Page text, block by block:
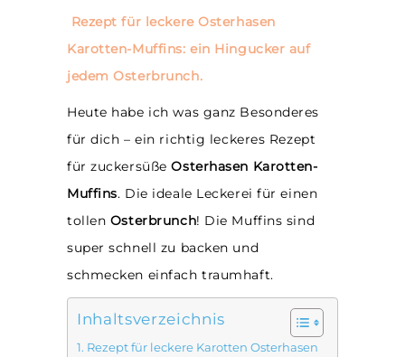
Rezept für leckere Osterhasen
Karotten-Muffins: ein Hingucker auf
jedem Osterbrunch.
Heute habe ich was ganz Besonderes
für dich – ein richtig leckeres Rezept
für zuckersüßeOsterhasen Karotten-
Muffins. Die ideale Leckerei für einen
tollen Osterbrunch! Die Muffins sind
super schnell zu backen und
schmecken einfach traumhaft.
Inhaltsverzeichnis
Rezept für leckere Karotten Osterhasen